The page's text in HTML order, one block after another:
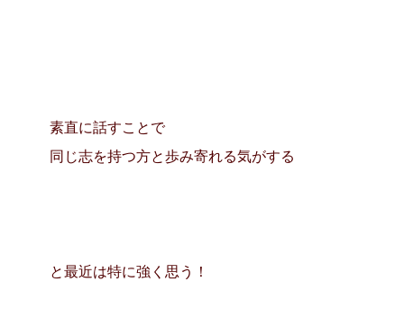
素直に話すことで
同じ志を持つ方と歩み寄れる気がする
と最近は特に強く思う！